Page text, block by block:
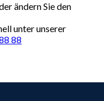
ändern Sie den
unter unserer
88